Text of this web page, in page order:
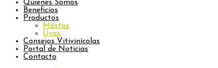
Quienes Somos
Beneficios
Productos
Mostos
Uvas
Consejos Vitivinícolas
Portal de Noticias
Contacto